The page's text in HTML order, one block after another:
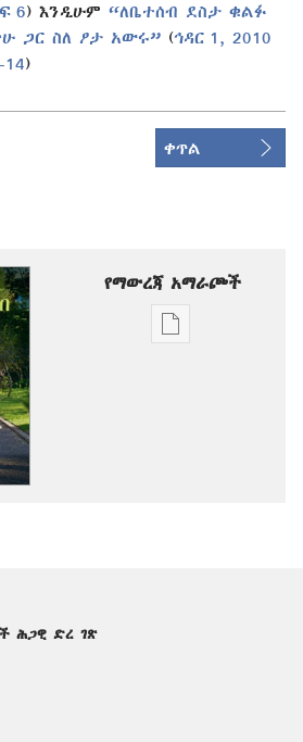
6) እንዲሁም “ለቤተሰብ ደስታ ቁልፉ
ጋር ስለ ፆታ አውሩ” (ኅዳር 1, 2010
14)
ቀጥል
የማውረጃ አማራጮች
የሕትመት
ሕጋዊ ድረ ገጽ